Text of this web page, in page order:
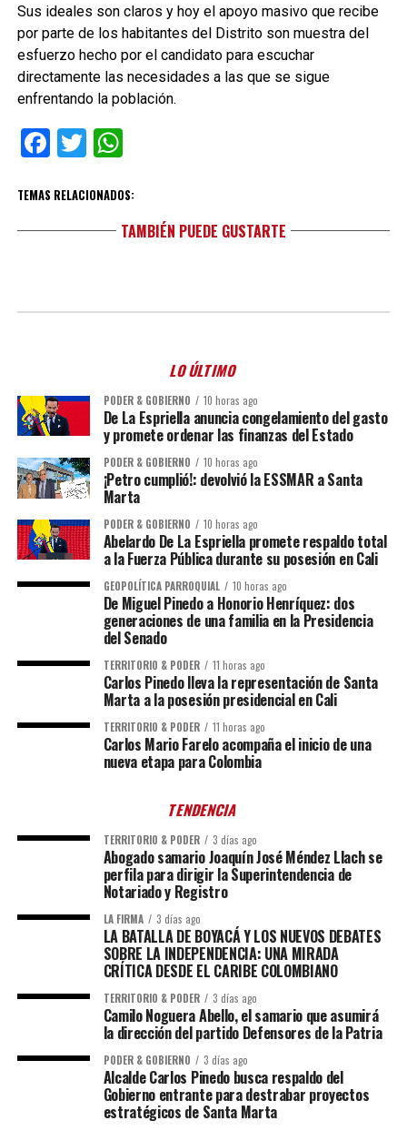
Sus ideales son claros y hoy el apoyo masivo que recibe
por parte de los habitantes del Distrito son muestra del
esfuerzo hecho por el candidato para escuchar
directamente las necesidades a las que se sigue
enfrentando la población.
Facebook
TwitterWhatsApp
TEMAS RELACIONADOS:
TAMBIÉN PUEDE GUSTARTE
LO ÚLTIMO
PODER & GOBIERNO 10 horas ago
De La Espriella anuncia congelamiento del gasto
y promete ordenar las finanzas del Estado
PODER & GOBIERNO 10 horas ago
¡Petro cumplió!: devolvió la ESSMAR a Santa
Marta
PODER & GOBIERNO 10 horas ago
Abelardo De La Espriella promete respaldo total
a la Fuerza Pública durante su posesión en Cali
GEOPOLÍTICA PARROQUIAL 10 horas ago
De Miguel Pinedo a Honorio Henríquez: dos
generaciones de una familia en la Presidencia
del Senado
TERRITORIO & PODER 11 horas ago
Carlos Pinedo lleva la representación de Santa
Marta a la posesión presidencial en Cali
TERRITORIO & PODER 11 horas ago
Carlos Mario Farelo acompaña el inicio de una
nueva etapa para Colombia
TENDENCIA
TERRITORIO & PODER 3 días ago
Abogado samario Joaquín José Méndez Llach se
perfila para dirigir la Superintendencia de
Notariado y Registro
LA FIRMA 3 días ago
LA BATALLA DE BOYACÁ Y LOS NUEVOS DEBATES
SOBRE LA INDEPENDENCIA: UNA MIRADA
CRÍTICA DESDE EL CARIBE COLOMBIANO
TERRITORIO & PODER 3 días ago
Camilo Noguera Abello, el samario que asumirá
la dirección del partido Defensores de la Patria
PODER & GOBIERNO 3 días ago
Alcalde Carlos Pinedo busca respaldo del
Gobierno entrante para destrabar proyectos
estratégicos de Santa Marta